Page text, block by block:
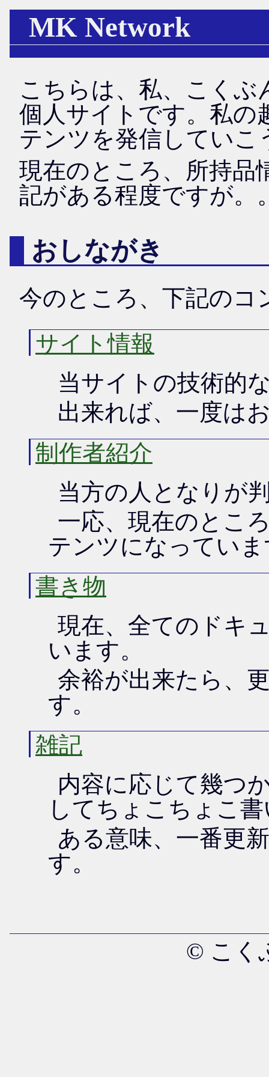
MK Network
こちらは、私、こく
個人サイトです。私の
テンツを発信してい
現在のところ、所持品
記がある程度ですが。
おしながき
今のところ、下記のコ
サイト情報
当サイトの技術的
出来れば、一度は
制作者紹介
当方の人となりが
一応、現在のとこ
テンツになってい
書き物
現在、全てのドキ
います。
余裕が出来たら、
す。
雑記
内容に応じて幾つ
してちょこちょこ
ある意味、一番更
す。
© こく